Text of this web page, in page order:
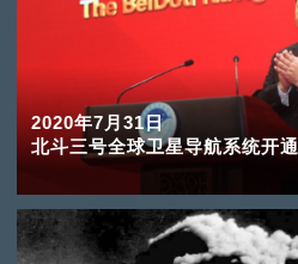
2020年7月31日
北斗三号全球卫星导航系统开通